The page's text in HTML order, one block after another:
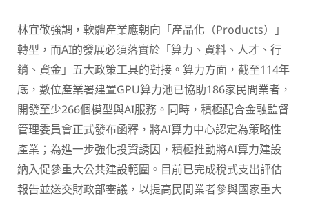
林宜敬強調，軟體產業應朝向「產品化（Products）」
轉型，而AI的發展必須落實於「算力、資料、人才、行
銷、資金」五大政策工具的對接。算力方面，截至114年
底，數位產業署建置GPU算力池已協助186家民間業者，
開發至少266個模型與AI服務。同時，積極配合金融監督
管理委員會正式發布函釋，將AI算力中心認定為策略性
產業；為進一步強化投資誘因，積極推動將AI算力建設
納入促參重大公共建設範圍。目前已完成稅式支出評估
報告並送交財政部審議，以提高民間業者參與國家重大